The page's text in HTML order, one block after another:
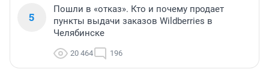
5
Пошли в «отказ». Кто и почему продает
пункты выдачи заказов Wildberries в
Челябинске
20 464 196